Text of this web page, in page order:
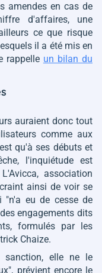
amendes en cas de
d'affaires, une
ce que risque
il a été mis en
rappelle un bilan du
auraient donc tout
comme aux
qu'à ses débuts et
l'inquiétude est
association
ainsi de voir se
"n'a eu de cesse de
engagements dits
formulés par les
Chaize.
sanction, elle ne le
, prévient encore le